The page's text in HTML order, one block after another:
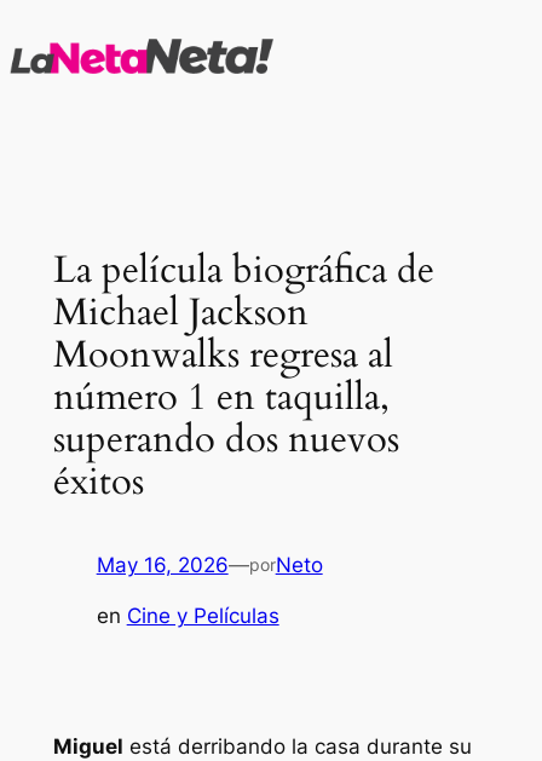
al
La película biográfica de
Michael Jackson
Moonwalks regresa al
número 1 en taquilla,
superando dos nuevos
éxitos
May 16, 2026—porNeto
en Cine y Películas
Miguel está derribando la casa durante su